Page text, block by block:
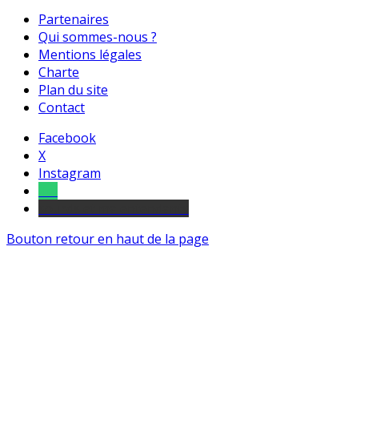
Partenaires
Qui sommes-nous ?
Mentions légales
Charte
Plan du site
Contact
Facebook
X
Instagram
Bouton retour en haut de la page